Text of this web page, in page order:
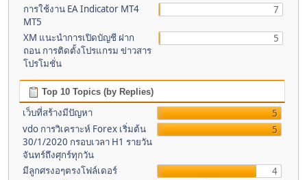
การใช้งาน EA Indicator MT4
MT5
7
XM แนะนำการเปิดบัญชี ฝาก
ถอน การติดตั้งโปรแกรม ข่าวสาร
โปรโมชั่น
5
Top 10 Topics (by Replies)
เว็บที่สร้างมีปัญหา
5
vdo การวิเคราะห์ Forex เริ่มต้น
30/1/2020 กรอบเวลา H1 รายวัน
จันทร์ถึงศุกร์ทุกวัน
5
มีลูกศรงอๆตรงโฟล์เดอร์
4